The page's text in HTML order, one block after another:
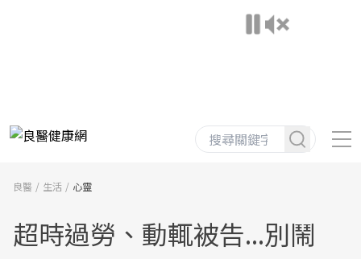
良醫 生活 心靈
超時過勞、動輒被告...別鬧